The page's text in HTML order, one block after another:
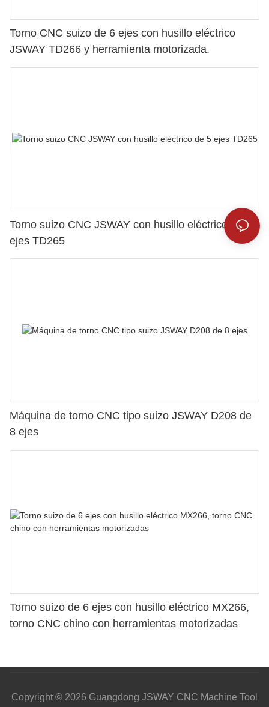
Torno CNC suizo de 6 ejes con husillo eléctrico
JSWAY TD266 y herramienta motorizada.
Torno suizo CNC JSWAY con husillo eléctrico de 5
ejes TD265
Máquina de torno CNC tipo suizo JSWAY D208 de
8 ejes
Torno suizo de 6 ejes con husillo eléctrico MX266,
torno CNC chino con herramientas motorizadas
Copyright © 2026 Guangdong JSWAY CNC Machine Tool